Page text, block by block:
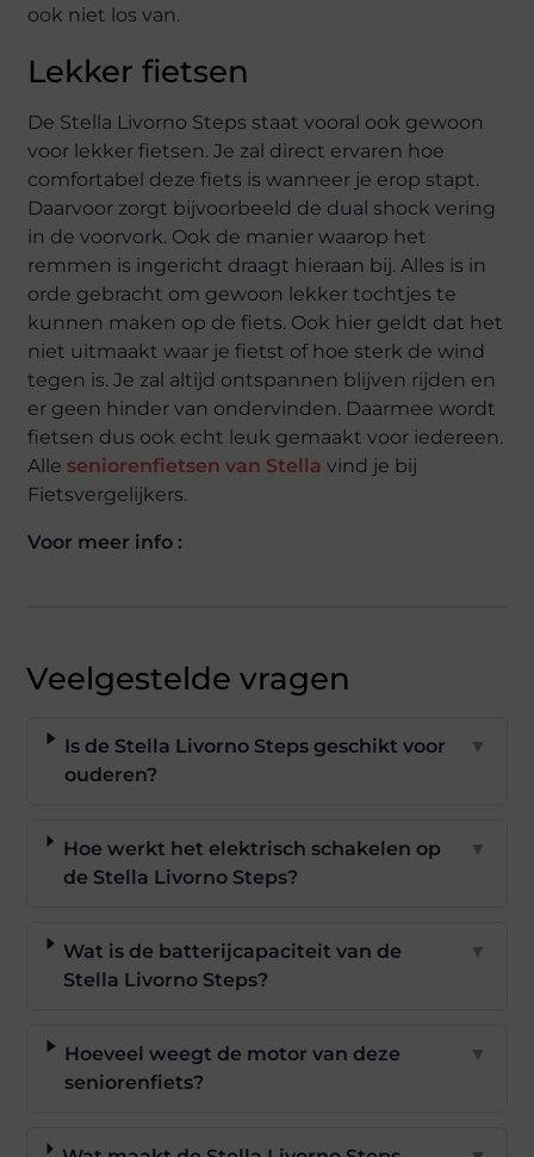
ook niet los van.
Lekker fietsen
De Stella Livorno Steps staat vooral ook gewoon
voor lekker fietsen. Je zal direct ervaren hoe
comfortabel deze fiets is wanneer je erop stapt.
Daarvoor zorgt bijvoorbeeld de dual shock vering
in de voorvork. Ook de manier waarop het
remmen is ingericht draagt hieraan bij. Alles is in
orde gebracht om gewoon lekker tochtjes te
kunnen maken op de fiets. Ook hier geldt dat het
niet uitmaakt waar je fietst of hoe sterk de wind
tegen is. Je zal altijd ontspannen blijven rijden en
er geen hinder van ondervinden. Daarmee wordt
fietsen dus ook echt leuk gemaakt voor iedereen.
Alle seniorenfietsen van Stella vind je bij
Fietsvergelijkers.
Voor meer info :
Veelgestelde vragen
Is de Stella Livorno Steps geschikt voor
ouderen?
▼
Hoe werkt het elektrisch schakelen op
de Stella Livorno Steps?
▼
Wat is de batterijcapaciteit van de
Stella Livorno Steps?
▼
Hoeveel weegt de motor van deze
seniorenfiets?
▼